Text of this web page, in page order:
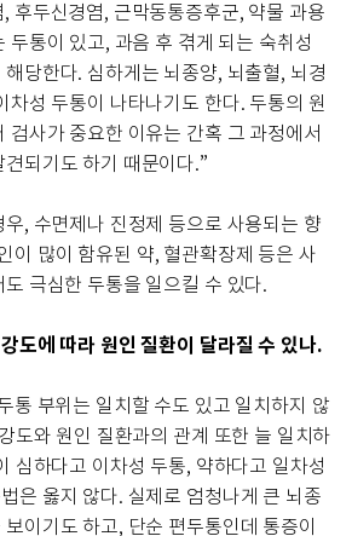
후두신경염, 근막동통증후군, 약물 과용
두통이 있고, 과음 후 겪게 되는 숙취성
당한다. 심하게는 뇌종양, 뇌출혈, 뇌경
차성 두통이 나타나기도 한다. 두통의 원
검사가 중요한 이유는 간혹 그 과정에서
되기도 하기 때문이다.”
, 수면제나 진정제 등으로 사용되는 향
이 많이 함유된 약, 혈관확장제 등은 사
극심한 두통을 일으킬 수 있다.
도에 따라 원인 질환이 달라질 수 있나.
통 부위는 일치할 수도 있고 일치하지 않
도와 원인 질환과의 관계 또한 늘 일치하
심하다고 이차성 두통, 약하다고 일차성
은 옳지 않다. 실제로 엄청나게 큰 뇌종
이기도 하고, 단순 편두통인데 통증이